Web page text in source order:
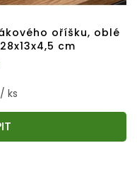
oříšku, oblé
cm
/ ks